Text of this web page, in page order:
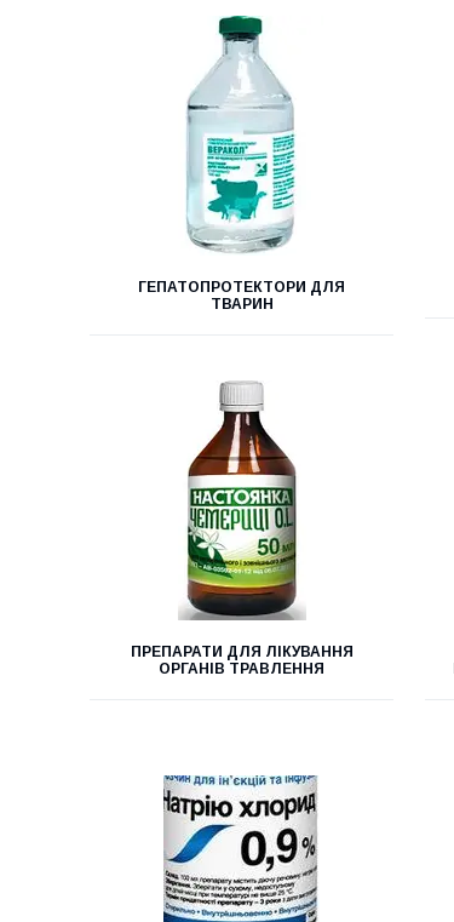
ГЕПАТОПРОТЕКТОРИ ДЛЯ
ТВАРИН
ПРЕПАРАТИ ДЛЯ ЛІКУВАННЯ
ОРГАНІВ ТРАВЛЕННЯ